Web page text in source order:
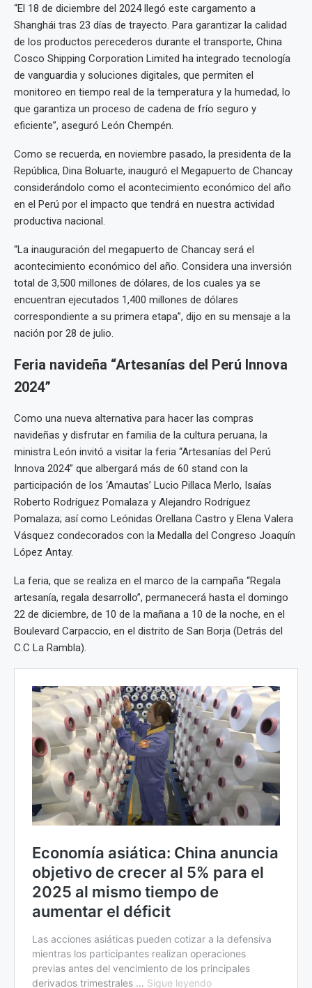
“El 18 de diciembre del 2024 llegó este cargamento a
Shanghái tras 23 días de trayecto. Para garantizar la calidad
de los productos perecederos durante el transporte, China
Cosco Shipping Corporation Limited ha integrado tecnología
de vanguardia y soluciones digitales, que permiten el
monitoreo en tiempo real de la temperatura y la humedad, lo
que garantiza un proceso de cadena de frío seguro y
eficiente”, aseguró León Chempén.
Como se recuerda, en noviembre pasado, la presidenta de la
República, Dina Boluarte, inauguró el Megapuerto de Chancay
considerándolo como el acontecimiento económico del año
en el Perú por el impacto que tendrá en nuestra actividad
productiva nacional.
“La inauguración del megapuerto de Chancay será el
acontecimiento económico del año. Considera una inversión
total de 3,500 millones de dólares, de los cuales ya se
encuentran ejecutados 1,400 millones de dólares
correspondiente a su primera etapa”, dijo en su mensaje a la
nación por 28 de julio.
Feria navideña “Artesanías del Perú Innova
2024”
Como una nueva alternativa para hacer las compras
navideñas y disfrutar en familia de la cultura peruana, la
ministra León invitó a visitar la feria “Artesanías del Perú
Innova 2024” que albergará más de 60 stand con la
participación de los ‘Amautas’ Lucio Pillaca Merlo, Isaías
Roberto Rodríguez Pomalaza y Alejandro Rodríguez
Pomalaza; así como Leónidas Orellana Castro y Elena Valera
Vásquez condecorados con la Medalla del Congreso Joaquín
López Antay.
La feria, que se realiza en el marco de la campaña “Regala
artesanía, regala desarrollo”, permanecerá hasta el domingo
22 de diciembre, de 10 de la mañana a 10 de la noche, en el
Boulevard Carpaccio, en el distrito de San Borja (Detrás del
C.C La Rambla).